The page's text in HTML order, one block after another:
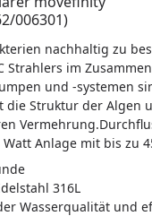
006301)
nachhaltig zu
Strahlers im
und -systemen
die Struktur der Algen
Watt Anlage mit bis zu
316L
Wasserqualität und